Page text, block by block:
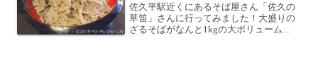
佐久平駅近くにあるそば屋さん「佐久の
草笛」さんに行ってみました！大盛りの
ざるそばがなんと1kgの大ボリューム